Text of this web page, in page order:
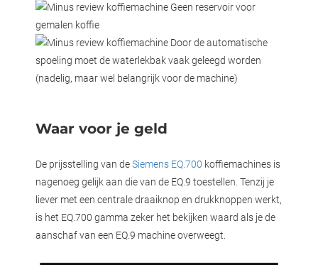
Geen reservoir voor
gemalen koffie
Door de automatische
spoeling moet de waterlekbak vaak geleegd worden
(nadelig, maar wel belangrijk voor de machine)
Waar voor je geld
De prijsstelling van deSiemens EQ.700 koffiemachines is
nagenoeg gelijk aan die van de EQ.9 toestellen. Tenzij je
liever met een centrale draaiknop en drukknoppen werkt,
is het EQ.700 gamma zeker het bekijken waard als je de
aanschaf van een EQ.9 machine overweegt.